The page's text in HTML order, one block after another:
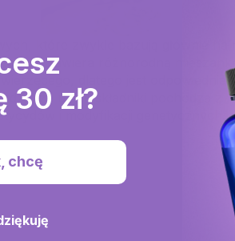
które zwykle bazują głównie na
cukruzawiera różnorodną mieszankę
dlatego jest odpowiednia
że użyte składniki pochodzą z
i modyfikacji genetycznych.
30 zł?
chcę